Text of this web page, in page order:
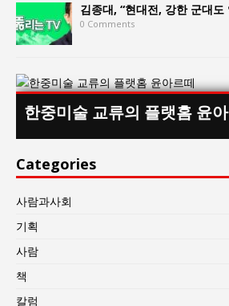
김종대, “현대전, 강한 군대도
0 Comments
한중미술 교류의 플랫홈 윤
Categories
사람과사회
기획
사람
책
칼럼